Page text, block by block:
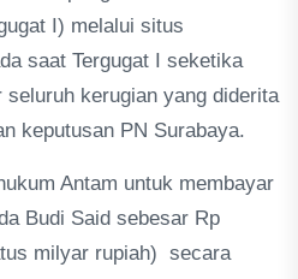
I) melalui situs
saat Tergugat I seketika
kerugian yang diderita
keputusan PN Surabaya.
Antam untuk membayar
Budi Said sebesar Rp
milyar rupiah) secara